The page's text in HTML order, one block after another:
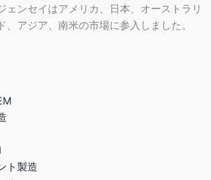
ェンセイはアメリカ、日本、オーストラリ
、アジア、南米の市場に参入しました。
ト製造